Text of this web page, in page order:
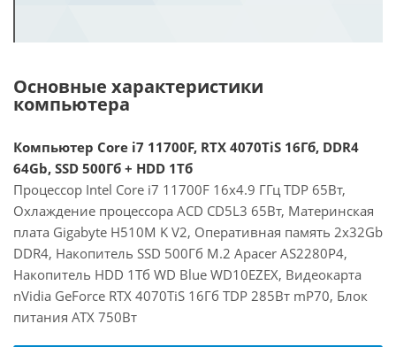
Основные характеристики
компьютера
Компьютер Core i7 11700F, RTX 4070TiS 16Гб, DDR4
64Gb, SSD 500Гб + HDD 1Тб
Процессор Intel Core i7 11700F 16x4.9 ГГц TDP 65Вт,
Охлаждение процессора ACD CD5L3 65Вт, Материнская
плата Gigabyte H510M K V2, Оперативная память 2x32Gb
DDR4, Накопитель SSD 500Гб M.2 Apacer AS2280P4,
Накопитель HDD 1Тб WD Blue WD10EZEX, Видеокарта
nVidia GeForce RTX 4070TiS 16Гб TDP 285Вт mP70, Блок
питания ATX 750Вт